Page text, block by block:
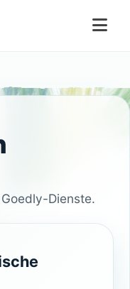
Dienste.